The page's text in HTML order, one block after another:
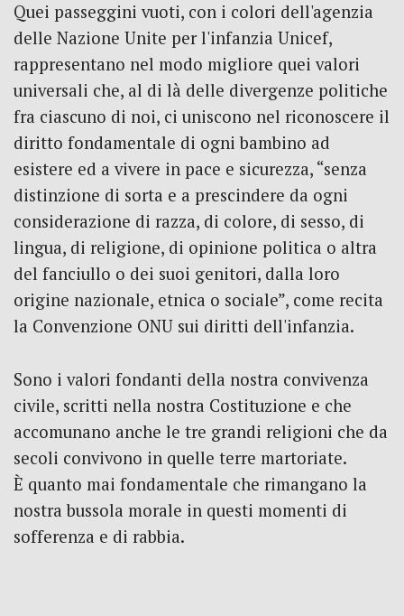
Quei passeggini vuoti, con i colori dell'agenzia
delle Nazione Unite per l'infanzia Unicef,
rappresentano nel modo migliore quei valori
universali che, al di là delle divergenze politiche
fra ciascuno di noi, ci uniscono nel riconoscere il
diritto fondamentale di ogni bambino ad
esistere ed a vivere in pace e sicurezza, “senza
distinzione di sorta e a prescindere da ogni
considerazione di razza, di colore, di sesso, di
lingua, di religione, di opinione politica o altra
del fanciullo o dei suoi genitori, dalla loro
origine nazionale, etnica o sociale”, come recita
la Convenzione ONU sui diritti dell'infanzia.
Sono i valori fondanti della nostra convivenza
civile, scritti nella nostra Costituzione e che
accomunano anche le tre grandi religioni che da
secoli convivono in quelle terre martoriate.
È quanto mai fondamentale che rimangano la
nostra bussola morale in questi momenti di
sofferenza e di rabbia.